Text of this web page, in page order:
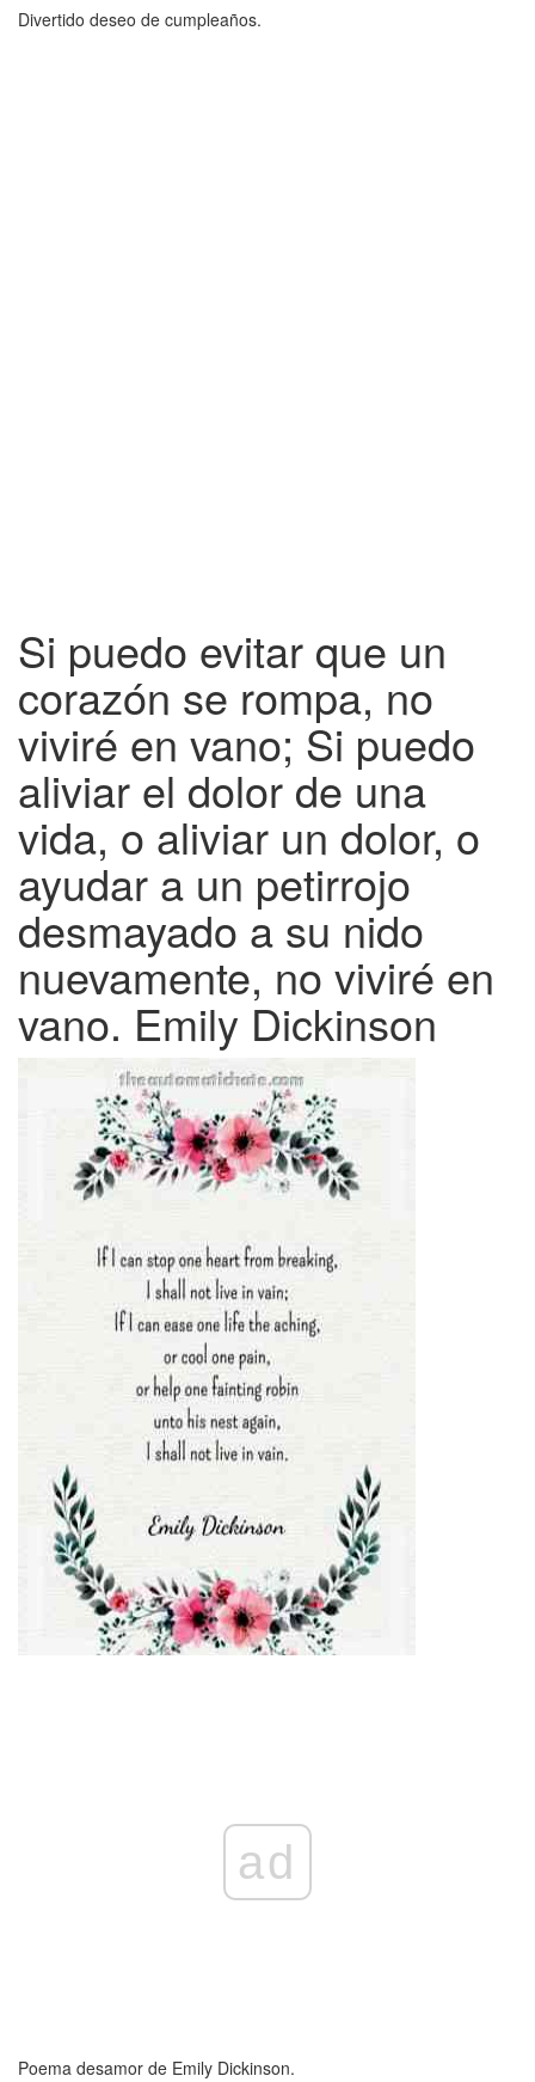
Divertido deseo de cumpleaños.
Si puedo evitar que un
corazón se rompa, no
viviré en vano; Si puedo
aliviar el dolor de una
vida, o aliviar un dolor, o
ayudar a un petirrojo
desmayado a su nido
nuevamente, no viviré en
vano. Emily Dickinson
ad
Poema desamor de Emily Dickinson.